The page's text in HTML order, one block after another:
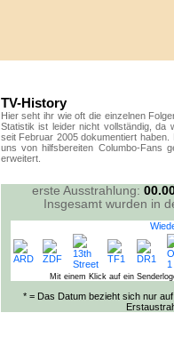
TV-History
Hier seht ihr wie oft die einzelnen
Statistik ist leider nicht vollständig, da
seit Februar 2005 dokumentiert
uns von hilfsbereiten Columbo-Fans
erweitert.
erste Ausstrahlung:
Insgesamt wurden in
Mit einem Klick auf ein
* = Das Datum bezieht sich nur